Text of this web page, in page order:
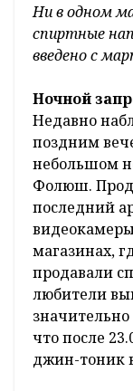
Ни в одном
спиртные
введено с
Ночной
Недавно
поздним
небольшом
Фолюш.
последний
магазинах,
продавали
любители
что после
джин-тоник